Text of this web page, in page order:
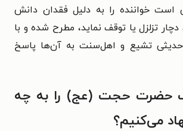
است خواننده را به دلیل فقدان دانش
تزلزل یا توقف نماید، مطرح شده و با
حدیثی تشیع و اهل‌سنت به آن‌ها پاسخ
حضرت حجت (عج) را به چه
می‌کنیم؟